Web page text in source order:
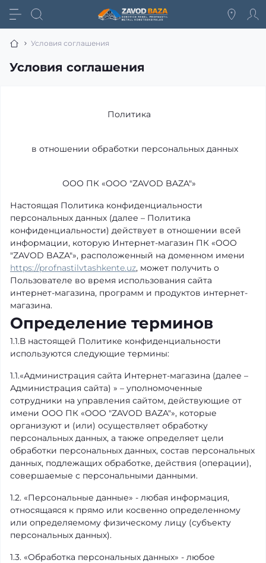
Условия соглашения
Условия соглашения
Политика
в отношении обработки персональных данных
ООО ПК «OOO "ZAVOD BAZA"»
Настоящая Политика конфиденциальности
персональных данных (далее – Политика
конфиденциальности) действует в отношении всей
информации, которую Интернет-магазин ПК «OOO
"ZAVOD BAZA"», расположенный на доменном имени
https://profnastilvtashkente.uz, может получить о
Пользователе во время использования сайта
интернет-магазина, программ и продуктов интернет-
магазина.
Определение терминов
1.1.В настоящей Политике конфиденциальности
используются следующие термины:
1.1.«Администрация сайта Интернет-магазина (далее –
Администрация сайта) » – уполномоченные
сотрудники на управления сайтом, действующие от
имени ООО ПК «OOO "ZAVOD BAZA"», которые
организуют и (или) осуществляет обработку
персональных данных, а также определяет цели
обработки персональных данных, состав персональных
данных, подлежащих обработке, действия (операции),
совершаемые с персональными данными.
1.2. «Персональные данные» - любая информация,
относящаяся к прямо или косвенно определенному
или определяемому физическому лицу (субъекту
персональных данных).
1.3. «Обработка персональных данных» - любое